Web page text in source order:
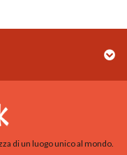
di un luogo unico al mondo.